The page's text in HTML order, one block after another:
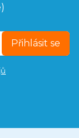
Přihlásit se